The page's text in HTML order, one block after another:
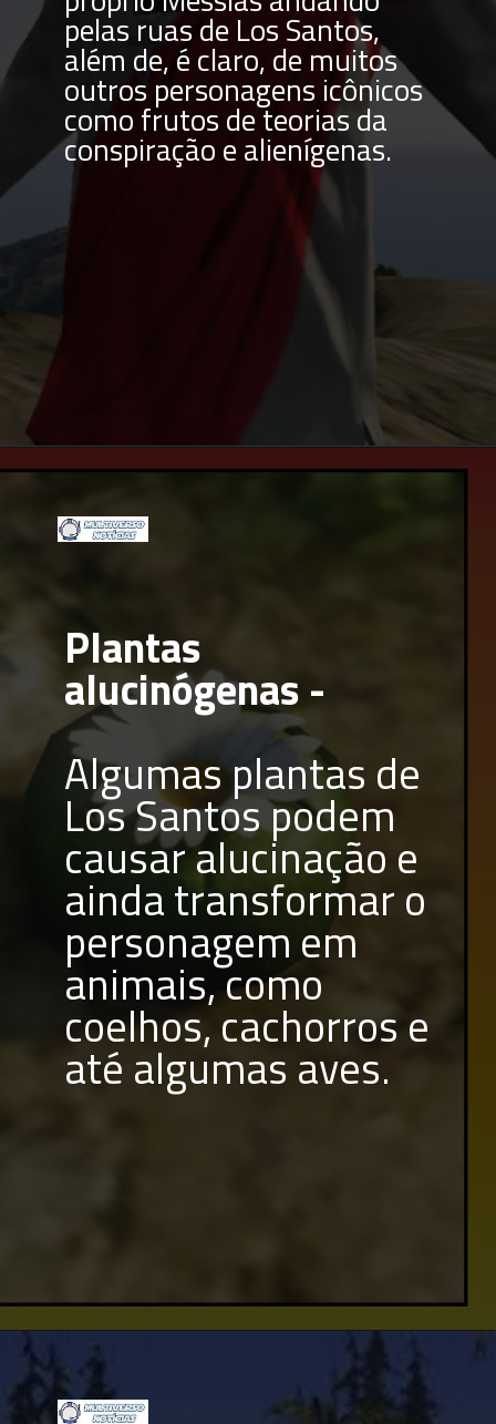
pelas ruas de Los Santos,
além de, é claro, de muitos
outros personagens icônicos
como frutos de teorias da
conspiração e alienígenas.
Opening
Plantas
alucinógenas -
Algumas plantas de
Los Santos podem
causar alucinação e
ainda transformar o
personagem em
animais, como
coelhos, cachorros e
até algumas aves.
Opening